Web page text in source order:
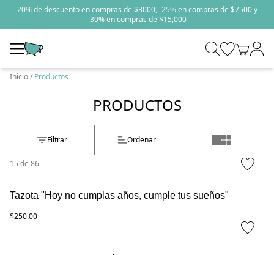
20% de descuento en compras de $3000, -25% en compras de $7500 y
-30% en compras de $15,000
Inicio Productos
PRODUCTOS
Filtrar Ordenar
15 de 86
Tazota "Hoy no cumplas años, cumple tus sueños"
$250.00